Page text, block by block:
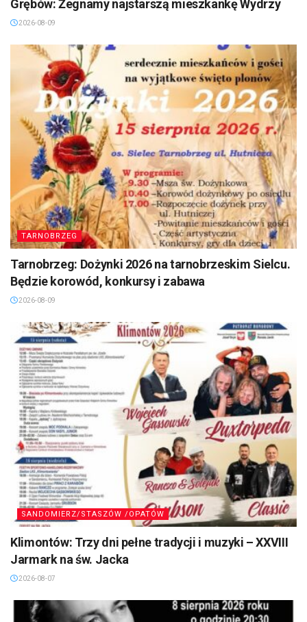
Grębów: Żegnamy najstarszą mieszkankę Wydrzy
2026-08-09
TARNOBRZEG
Tarnobrzeg: Dożynki 2026 na tarnobrzeskim Sielcu.
Będzie korowód, konkursy i zabawa
2026-08-09
SANDOMIERZ/STASZÓW /OPATÓW
Klimontów: Trzy dni pełne tradycji i muzyki – XXVIII
Jarmark na św. Jacka
2026-08-07